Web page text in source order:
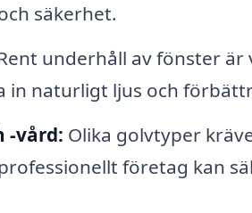
säkerhet.
underhåll av fönster
in naturligt ljus och
-vård: Olika golvtyper
företag kan